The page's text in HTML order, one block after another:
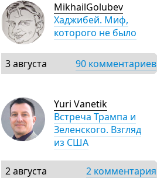
MikhailGolubev
Хаджибей. Миф,
которого не было
3 августа 90 комментариев
Yuri Vanetik
Встреча Трампа и
Зеленского. Взгляд
из США
2 августа 2 комментария